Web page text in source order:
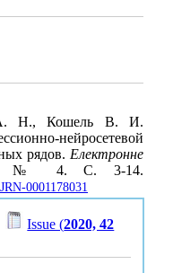
Н., Кошель В. И.
нейросетевой
рядов. Електронне
№ 4. С. 3-14.
0001178031
Issue (2020, 42